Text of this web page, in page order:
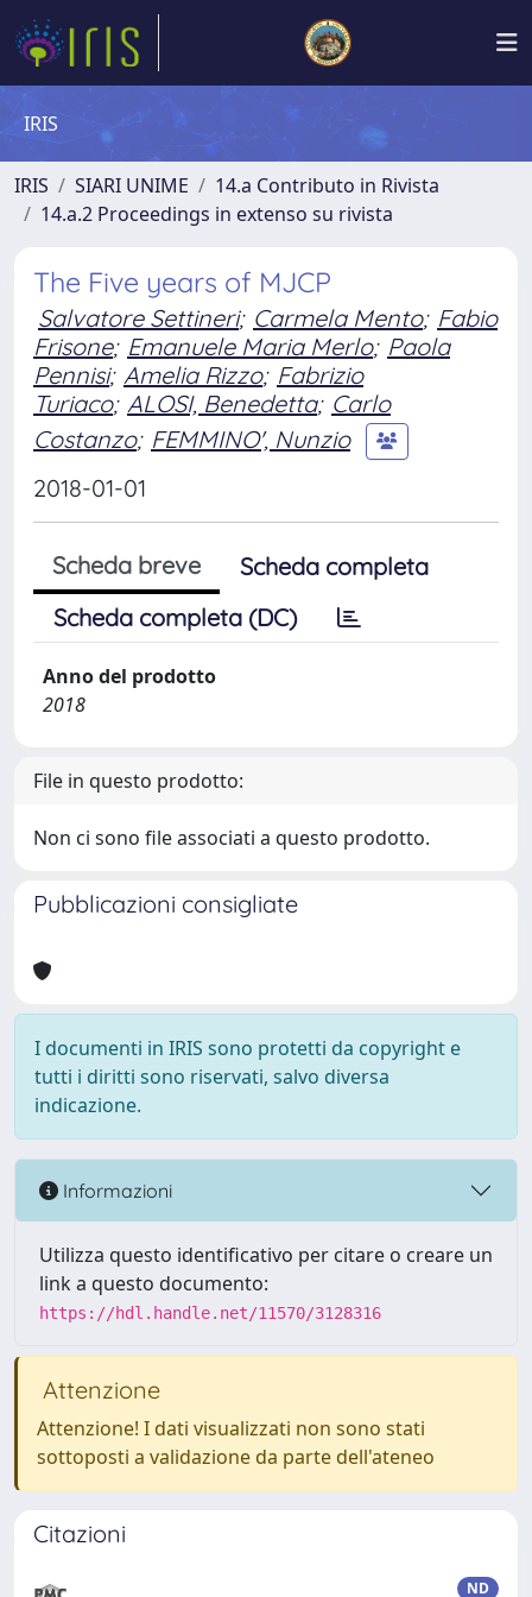
IRIS
IRIS SIARI UNIME
14.a Contributo in Rivista
14.a.2 Proceedings in extenso su rivista
The Five years of MJCP
Salvatore Settineri; Carmela Mento; Fabio
Frisone; Emanuele Maria Merlo; Paola
Pennisi; Amelia Rizzo; Fabrizio
Turiaco; ALOSI, Benedetta; Carlo
Costanzo; FEMMINO', Nunzio
2018-01-01
Scheda breve
Scheda completa
Scheda completa (DC)
Anno del prodotto
2018
File in questo prodotto:
Non ci sono file associati a questo prodotto.
Pubblicazioni consigliate
I documenti in IRIS sono protetti da copyright e
tutti i diritti sono riservati, salvo diversa
indicazione.
Informazioni
Utilizza questo identificativo per citare o creare un
link a questo documento:
https://hdl.handle.net/11570/3128316
Attenzione
Attenzione! I dati visualizzati non sono stati
sottoposti a validazione da parte dell'ateneo
Citazioni
ND